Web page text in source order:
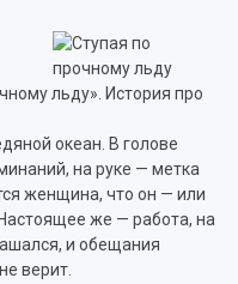
льду». История про
океан. В голове
на руке — метка
женщина, что он — или
же — работа, на
и обещания
верит.